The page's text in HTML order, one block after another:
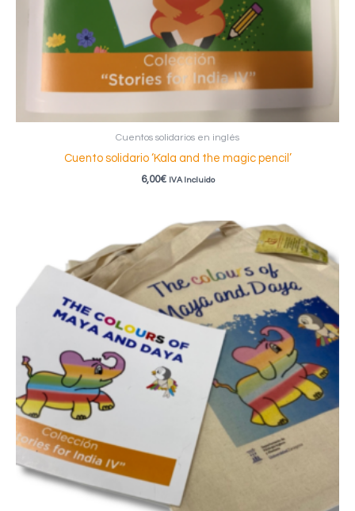
Cuentos solidarios en inglés
Cuento solidario ‘Kala and the magic pencil’
6,00€ IVA Incluido